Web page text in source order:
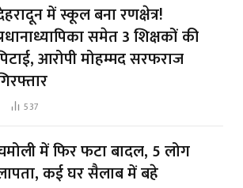
में स्कूल बना रणक्षेत्र!
समेत 3 शिक्षकों की
आरोपी मोहम्मद सरफराज
537
में फिर फटा बादल, 5 लोग
कई घर सैलाब में बहे